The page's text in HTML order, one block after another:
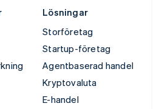
Lösningar
Storföretag
Startup-företag
Agentbaserad handel
Kryptovaluta
E-handel